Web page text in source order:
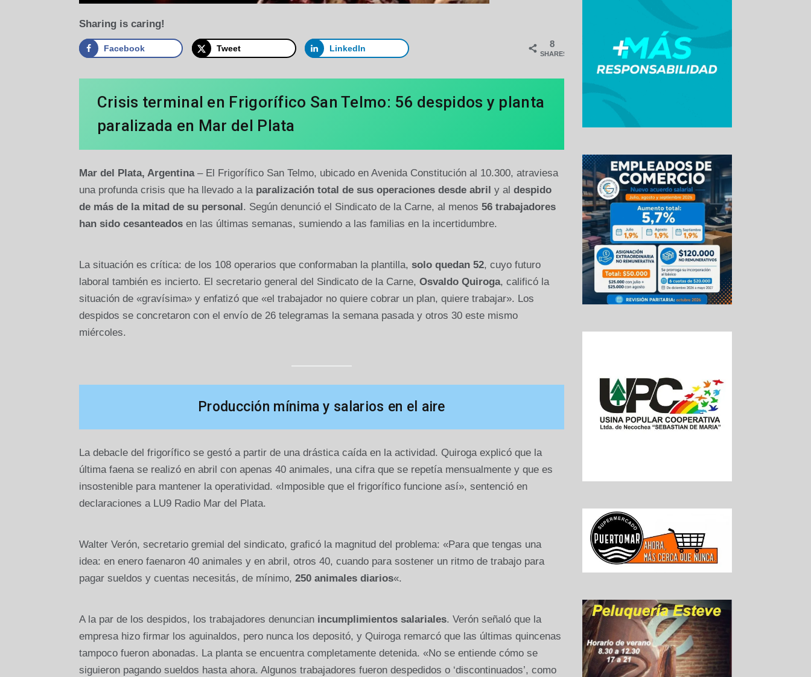
Sharing is caring!
8
SHARES
Facebook Tweet LinkedIn
Crisis terminal en Frigorífico San Telmo: 56 despidos y planta
paralizada en Mar del Plata
Mar del Plata, Argentina– El Frigorífico San Telmo, ubicado en Avenida Constitución al 10.300, atraviesa
una profunda crisis que ha llevado a la paralización total de sus operaciones desde abril y al despido
de más de la mitad de su personal . Según denunció el Sindicato de la Carne, al menos 56 trabajadores
han sido cesanteadosen las últimas semanas, sumiendo a las familias en la incertidumbre.
La situación es crítica: de los 108 operarios que conformaban la plantilla, solo quedan 52, cuyo futuro
laboral también es incierto. El secretario general del Sindicato de la Carne, Osvaldo Quiroga, calificó la
situación de «gravísima» y enfatizó que «el trabajador no quiere cobrar un plan, quiere trabajar». Los
despidos se concretaron con el envío de 26 telegramas la semana pasada y otros 30 este mismo
miércoles.
Producción mínima y salarios en el aire
La debacle del frigorífico se gestó a partir de una drástica caída en la actividad. Quiroga explicó que la
última faena se realizó en abril con apenas 40 animales, una cifra que se repetía mensualmente y que es
insostenible para mantener la operatividad. «Imposible que el frigorífico funcione así», sentenció en
declaraciones a LU9 Radio Mar del Plata.
Walter Verón, secretario gremial del sindicato, graficó la magnitud del problema: «Para que tengas una
idea: en enero faenaron 40 animales y en abril, otros 40, cuando para sostener un ritmo de trabajo para
pagar sueldos y cuentas necesitás, de mínimo, 250 animales diarios«.
A la par de los despidos, los trabajadores denuncian incumplimientos salariales. Verón señaló que la
empresa hizo firmar los aguinaldos, pero nunca los depositó, y Quiroga remarcó que las últimas quincenas
tampoco fueron abonadas. La planta se encuentra completamente detenida. «No se entiende cómo se
siguieron pagando sueldos hasta ahora. Algunos trabajadores fueron despedidos o ‘discontinuados’, como